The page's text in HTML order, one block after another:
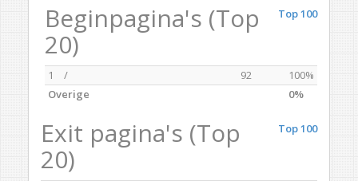
Top 100
Beginpagina's (Top
20)
1 / 92
100%
Overige
0%
Top 100
Exit pagina's (Top
20)